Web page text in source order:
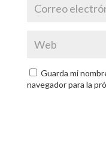
Guarda mi
navegador para la